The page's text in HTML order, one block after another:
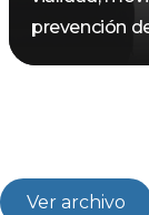
prevención
Ver archivo